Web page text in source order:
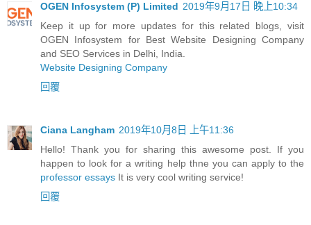
OGEN Infosystem (P) Limited 2019年9月17日 晚上10:34
Keep it up for more updates for this related blogs, visit
OGEN Infosystem for Best Website Designing Company
and SEO Services in Delhi, India.
Website Designing Company
回覆
Ciana Langham 2019年10月8日 上午11:36
Hello! Thank you for sharing this awesome post. If you
happen to look for a writing help thne you can apply to the
professor essays It is very cool writing service!
回覆